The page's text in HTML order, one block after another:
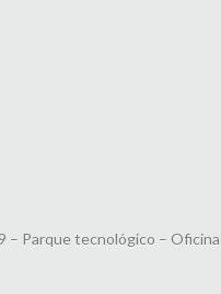
– Parque tecnológico – Oficina